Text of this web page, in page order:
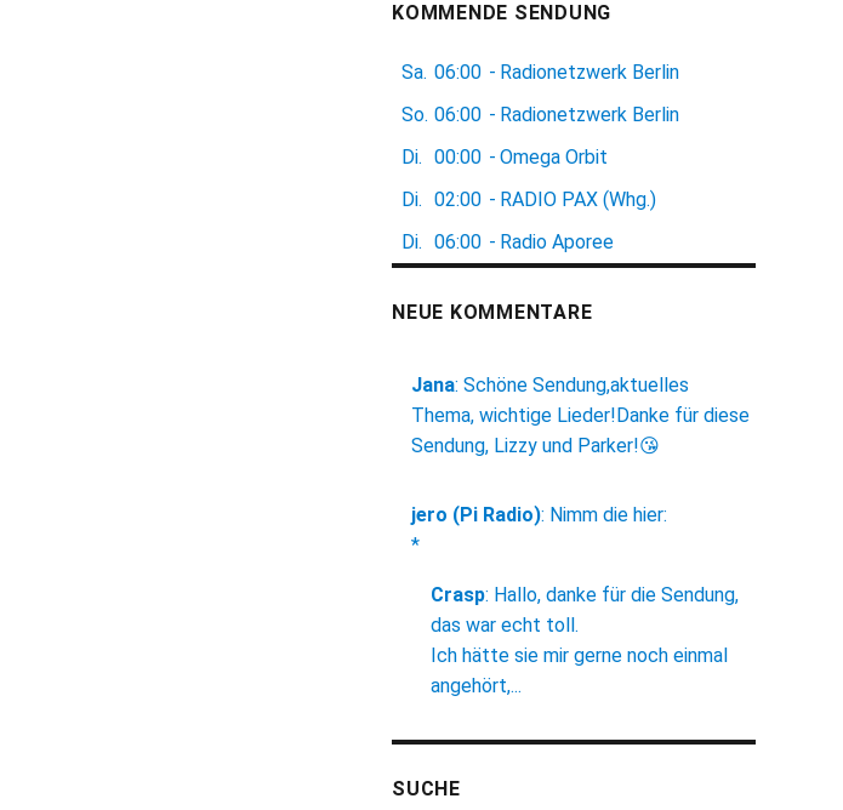
KOMMENDE SENDUNG
Sa. 06:00 - Radionetzwerk Berlin
So. 06:00 - Radionetzwerk Berlin
Di. 00:00 - Omega Orbit
Di. 02:00 - RADIO PAX (Whg.)
Di. 06:00 - Radio Aporee
NEUE KOMMENTARE
Jana: Schöne Sendung,aktuelles
Thema, wichtige Lieder!Danke für diese
Sendung, Lizzy und Parker!😘
jero (Pi Radio): Nimm die hier:
*
Crasp: Hallo, danke für die Sendung,
das war echt toll.
Ich hätte sie mir gerne noch einmal
angehört,...
SUCHE